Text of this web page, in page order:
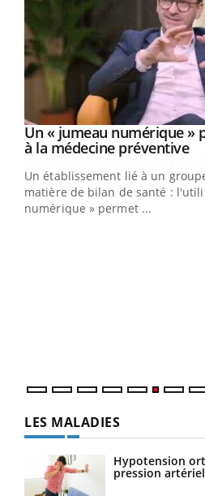
Youtube
Un « jumeau numérique »
à la médecine préventive
Un établissement lié à un
matière de bilan de santé :
numérique » permet ...
LES MALADIES
Hypotension
pression